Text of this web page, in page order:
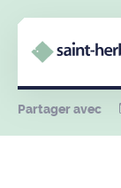
Partager avec